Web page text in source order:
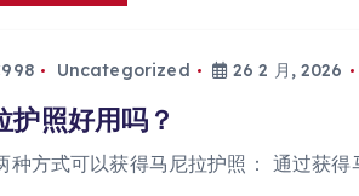
Uncategorized 26 2 月, 2026
护照好用吗？
种方式可以获得马尼拉护照： 通过获